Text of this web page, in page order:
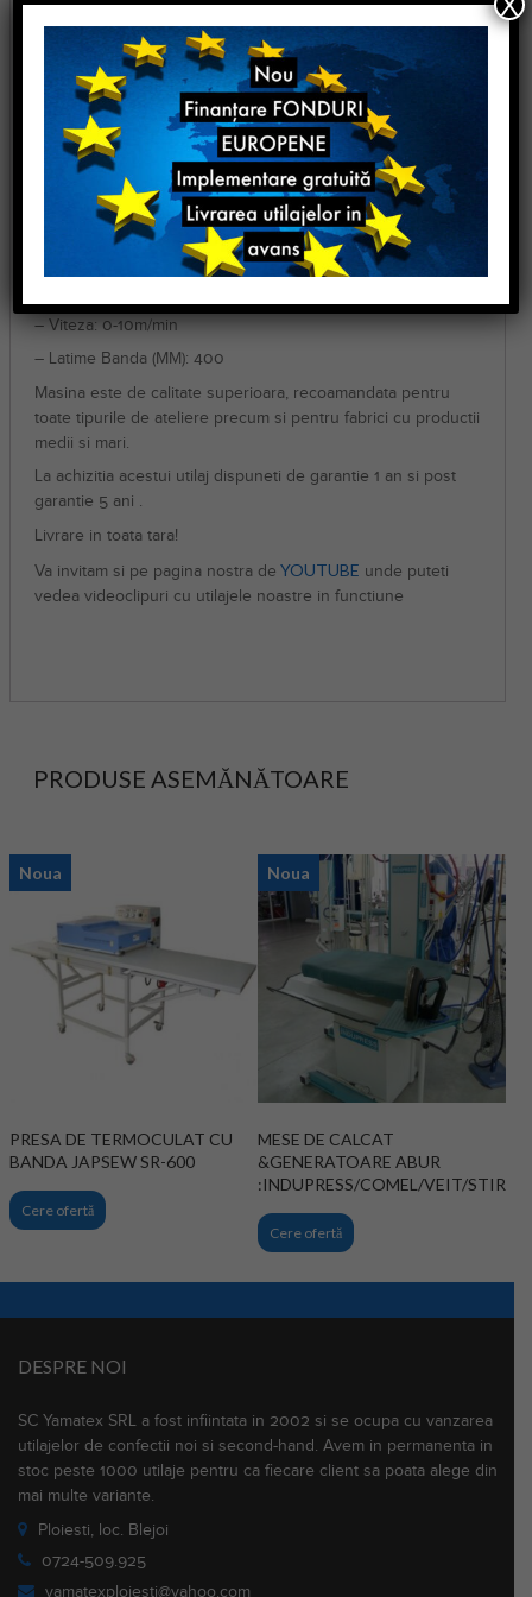
regleaza temperatura.
Presa de termocolat Yuki Max 400
Caracteristici tehnice:
– Model: MAX-F-400
– Voltaj (V): 220/380
– Putere (KW): 3.5
– Motor (W): 350
– Temperatura Operare (C): 50-200
– Viteza: 0-10m/min
– Latime Banda (MM): 400
Masina este de calitate superioara, recoamandata pentru
toate tipurile de ateliere precum si pentru fabrici cu productii
medii si mari.
La achizitia acestui utilaj dispuneti de garantie 1 an si post
garantie 5 ani .
Livrare in toata tara!
Va invitam si pe pagina nostra de YOUTUBE unde puteti
vedea videoclipuri cu utilajele noastre in functiune
PRODUSE ASEMĂNĂTOARE
Noua
PRESA DE TERMOCULAT CU
BANDA JAPSEW SR-600
Cere ofertă
Noua
MESE DE CALCAT
&GENERATOARE ABUR
:INDUPRESS/COMEL/VEIT/
Cere ofertă
DESPRE NOI
SC Yamatex SRL a fost infiintata in 2002 si se ocupa cu vanzarea
utilajelor de confectii noi si second-hand. Avem in permanenta in
stoc peste 1000 utilaje pentru ca fiecare client sa poata alege din
mai multe variante.
Ploiesti, loc. Blejoi
0724-509.925
yamatexploiesti@yahoo.com